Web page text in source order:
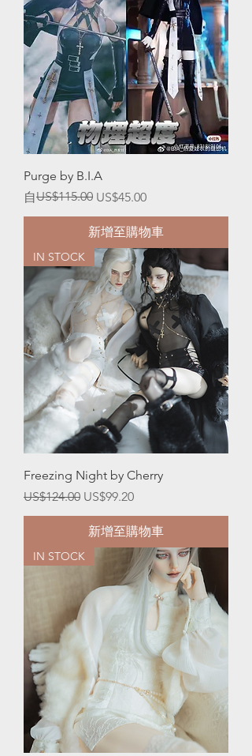
Purge by B.I.A
自
一般價格
US$115.00 US$45.00
促銷價格
新增至購物車
IN STOCK
Freezing Night by Cherry
一般價格
US$124.00 促銷價格
US$99.20
新增至購物車
IN STOCK